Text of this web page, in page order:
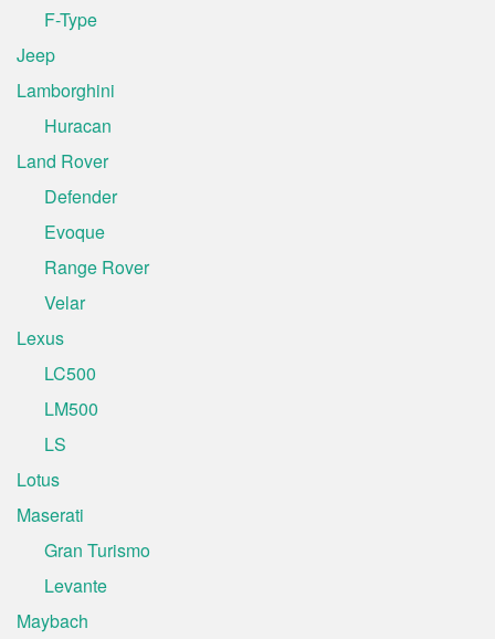
F-Type
Jeep
Lamborghini
Huracan
Land Rover
Defender
Evoque
Range Rover
Velar
Lexus
LC500
LM500
LS
Lotus
Maserati
Gran Turismo
Levante
Maybach